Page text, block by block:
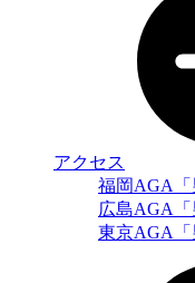
アクセス
福岡AGA「
広島AGA
東京AGA「